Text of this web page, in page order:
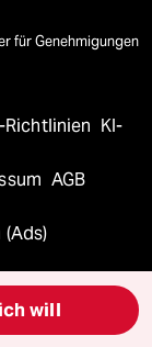
für Genehmigungen
Richtlinien KI-
AGB
will